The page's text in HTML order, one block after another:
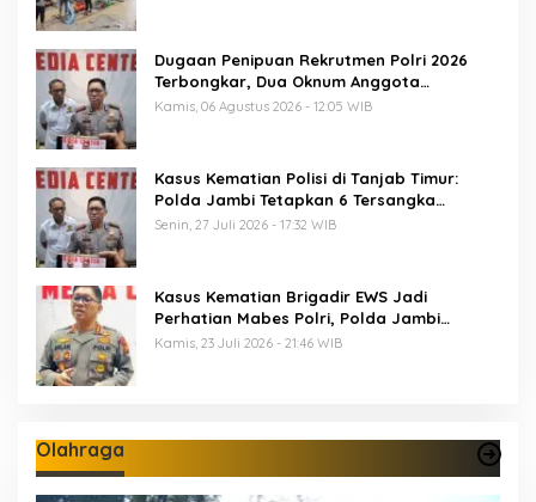
Dugaan Penipuan Rekrutmen Polri 2026
Terbongkar, Dua Oknum Anggota
Diamankan Propam Polda Jambi
Kamis, 06 Agustus 2026 - 12:05 WIB
Kasus Kematian Polisi di Tanjab Timur:
Polda Jambi Tetapkan 6 Tersangka
Termasuk 5 Anggota Polri
Senin, 27 Juli 2026 - 17:32 WIB
Kasus Kematian Brigadir EWS Jadi
Perhatian Mabes Polri, Polda Jambi
Periksa 18 Saksi
Kamis, 23 Juli 2026 - 21:46 WIB
Olahraga